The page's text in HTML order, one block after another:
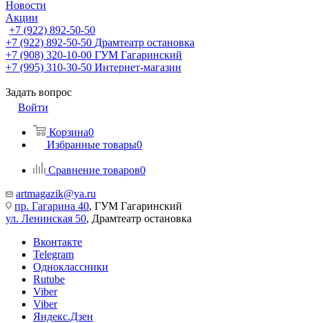
Новости
Акции
+7 (922) 892-50-50
+7 (922) 892-50-50 Драмтеатр остановка
+7 (908) 320-10-00 ГУМ Гагаринский
+7 (995) 310-30-50 Интернет-магазин
Задать вопрос
Войти
Корзина0
Избранные товары0
Сравнение товаров0
artmagazik@ya.ru
пр. Гагарина 40, ГУМ Гагаринский
ул. Ленинская 50, Драмтеатр остановка
Вконтакте
Telegram
Одноклассники
Rutube
Viber
Viber
Яндекс.Дзен